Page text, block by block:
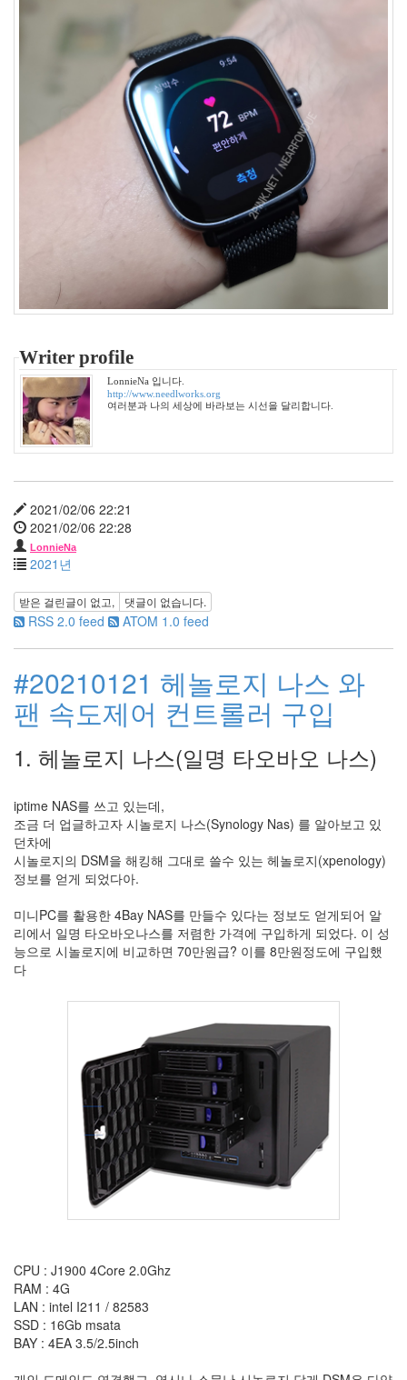
Writer profile
LonnieNa 입니다.
http://www.needlworks.org
여러분과 나의 세상에 바라보는 시선을 달리합니다.
2021/02/06 22:21
2021/02/06 22:28
LonnieNa
2021년
받은 걸린글이 없고, 댓글이 없습니다.
RSS 2.0 feed ATOM 1.0 feed
#20210121 헤놀로지 나스 와
팬 속도제어 컨트롤러 구입
1. 헤놀로지 나스(일명 타오바오 나스)
iptime NAS를 쓰고 있는데,
조금 더 업글하고자 시놀로지 나스(Synology Nas) 를 알아보고 있
던차에
시놀로지의 DSM을 해킹해 그대로 쓸수 있는 헤놀로지(xpenology)
정보를 얻게 되었다아.
미니PC를 활용한 4Bay NAS를 만들수 있다는 정보도 얻게되어 알
리에서 일명 타오바오나스를 저렴한 가격에 구입하게 되었다. 이 성
능으로 시놀로지에 비교하면 70만원급? 이를 8만원정도에 구입했
다
CPU : J1900 4Core 2.0Ghz
RAM : 4G
LAN : intel I211 / 82583
SSD : 16Gb msata
BAY : 4EA 3.5/2.5inch
이
10
10
Apple
1
Tatter
Tip
10
Life/Food
2
web
clips
1
토
앨
여
행
14
풍
13
리
네
습
관
4
랑
이
똥
더
하
기
35
난